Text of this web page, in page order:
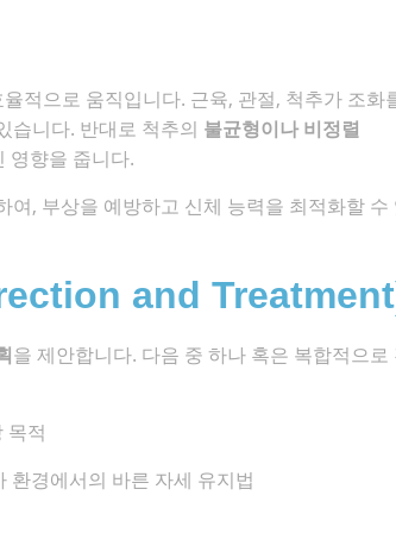
적으로 움직입니다. 근육, 관절, 척추가 조화
습니다. 반대로 척추의 불균형이나 비정렬
영향을 줍니다.
여, 부상을 예방하고 신체 능력을 최적화할 수
and
을 제안합니다. 다음 중 하나 혹은 복합적으로
목적
환경에서의 바른 자세 유지법